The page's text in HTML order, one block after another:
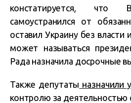
констатируется, что
самоустранился от
оставил Украину без
может называться
Рада назначила досрочные
Также депутаты назначили
контролю за деятельностью